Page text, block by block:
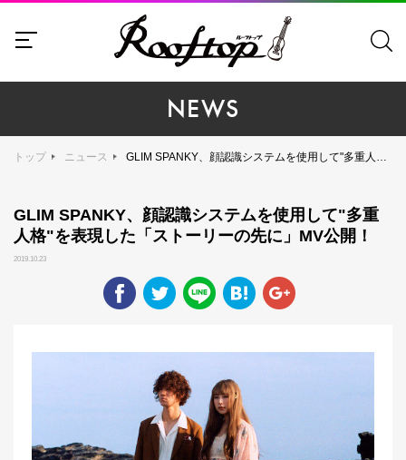
NEWS
トップ ニュース GLIM SPANKY、顔認識システムを使用して"多重人格"を表現した「ストーリーの先に」MV公開！
GLIM SPANKY、顔認識システムを使用して"多重
人格"を表現した「ストーリーの先に」MV公開！
2019.10.23